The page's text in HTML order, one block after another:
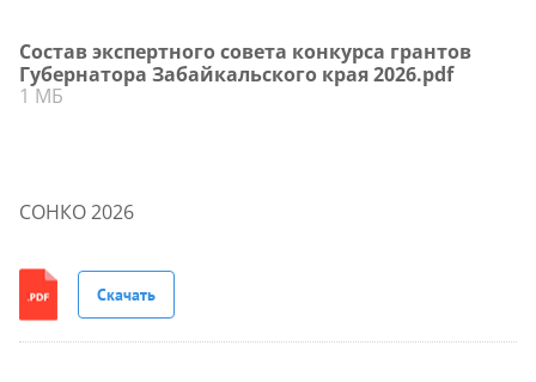
Состав экспертного совета конкурса грантов
Губернатора Забайкальского края 2026.pdf
1 МБ
СОНКО 2026
Скачать